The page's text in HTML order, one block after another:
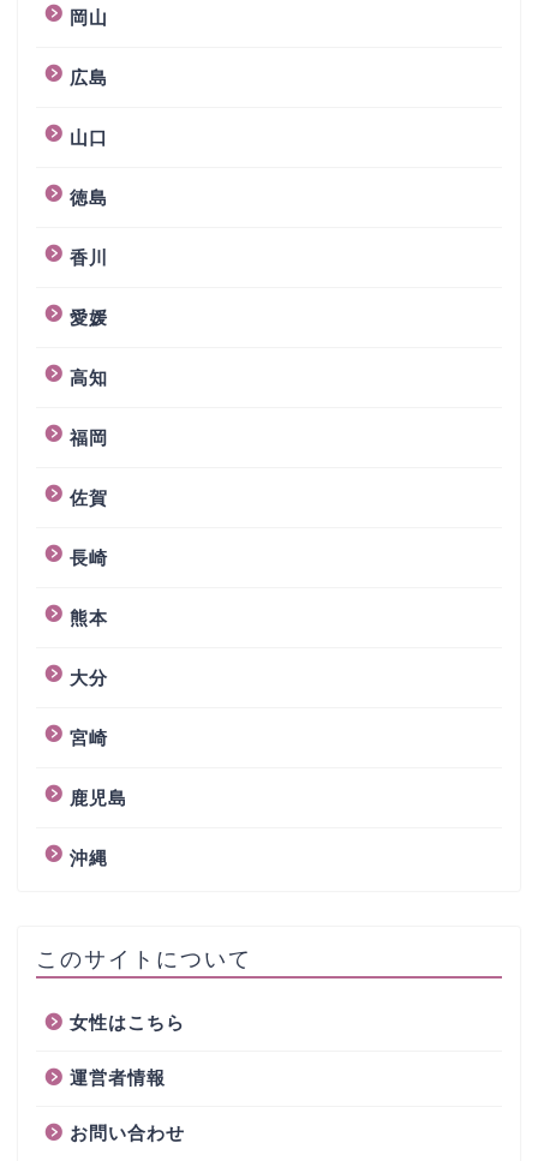
岡山
広島
山口
徳島
香川
愛媛
高知
福岡
佐賀
長崎
熊本
大分
宮崎
鹿児島
沖縄
このサイトについて
女性はこちら
運営者情報
お問い合わせ